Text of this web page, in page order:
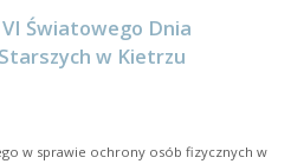
Światowego Dnia
w Kietrzu
w sprawie ochrony osób fizycznych w